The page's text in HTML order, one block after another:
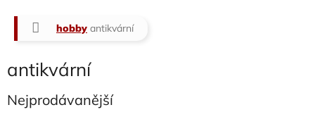
Domů
hobby antikvární
antikvární
Nejprodávanější